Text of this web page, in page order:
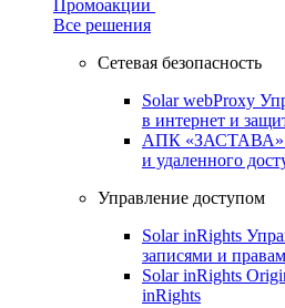
Промоакции
Все решения
Сетевая безопасность
Solar webProxy
в интернет и
АПК «ЗАСТАВА»
и удаленного
Управление доступом
Solar inRights
записями и
Solar inRights
inRights